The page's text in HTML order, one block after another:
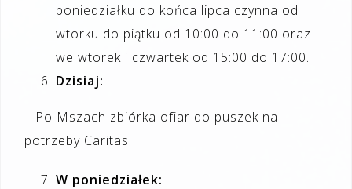
poniedziałku do końca lipca czynna od
wtorku do piątku od 10:00 do 11:00 oraz
we wtorek i czwartek od 15:00 do 17:00.
Dzisiaj:
– Po Mszach zbiórka ofiar do puszek na
potrzeby Caritas.
W poniedziałek: